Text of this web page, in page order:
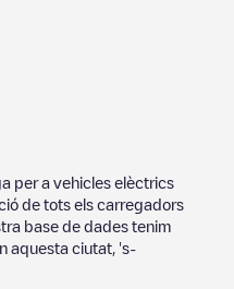
per a vehicles elèctrics
de tots els carregadors
base de dades tenim
aquesta ciutat, 's-